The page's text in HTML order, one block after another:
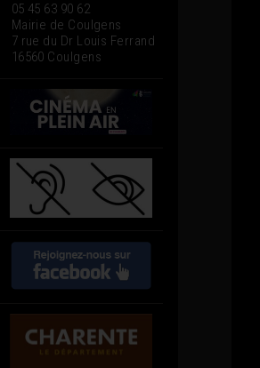
05 45 63 90 62
Mairie de Coulgens
7 rue du Dr Louis Ferrand
16560 Coulgens